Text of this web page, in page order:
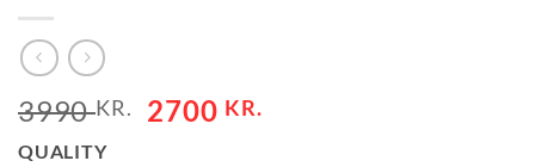
3990KR.
ORIGINAL
2700 KR.CURRENT
QUALITY